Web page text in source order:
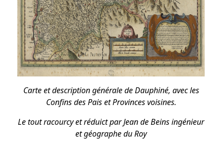
Carte et description générale de Dauphiné, avec les
Confins des Pais et Provinces voisines.
Le tout racourcy et réduict par Jean de Beins ingénieur
et géographe du Roy